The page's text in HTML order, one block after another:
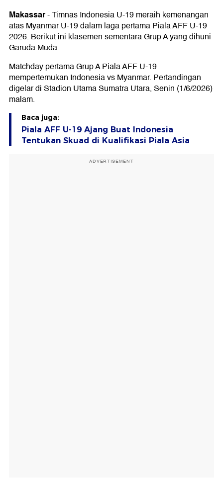
Makassar-Timnas Indonesia U-19 meraih kemenangan
atas Myanmar U-19 dalam laga pertama Piala AFF U-19
2026. Berikut ini klasemen sementara Grup A yang dihuni
Garuda Muda.
Matchday pertama Grup A Piala AFF U-19
mempertemukan Indonesia vs Myanmar. Pertandingan
digelar di Stadion Utama Sumatra Utara, Senin (1/6/2026)
malam.
Baca juga:
Piala AFF U-19 Ajang Buat Indonesia
Tentukan Skuad di Kualifikasi Piala Asia
ADVERTISEMENT